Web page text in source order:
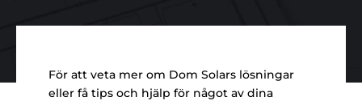
För att veta mer om Dom Solars lösningar
eller få tips och hjälp för något av dina